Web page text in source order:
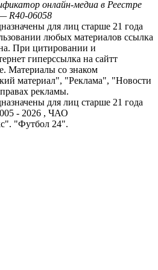
онлайн-медиа в Реестре
R40-06058
для лиц старше 21 года
любых материалов ссылка
При цитировании и
гиперссылка на сайтт
Материалы со знаком
материал", "Реклама", "Новости
рекламы.
для лиц старше 21 года
- 2026 , ЧАО
"Футбол 24".